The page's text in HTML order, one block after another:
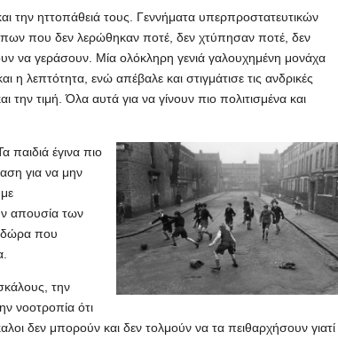
την ηττοπάθειά τους. Γεννήματα υπερπροστατευτικών
που δεν λερώθηκαν ποτέ, δεν χτύπησαν ποτέ, δεν
να γεράσουν. Μία ολόκληρη γενιά γαλουχημένη μονάχα
η λεπτότητα, ενώ απέβαλε και στιγμάτισε τις ανδρικές
τιμή. Όλα αυτά για να γίνουν πιο πολιτισμένα και
παιδιά έγινα πιο
για να μην
απουσία των
δώρα που
την
νοοτροπία ότι
δεν μπορούν και δεν τολμούν να τα πειθαρχήσουν γιατί